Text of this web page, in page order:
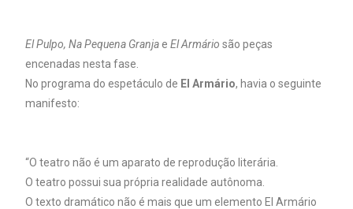
El Pulpo, Na Pequena Granjae El Armário são peças
encenadas nesta fase.
No programa do espetáculo de El Armário, havia o seguinte
manifesto:
“O teatro não é um aparato de reprodução literária.
O teatro possui sua própria realidade autônoma.
O texto dramático não é mais que um elemento El Armário